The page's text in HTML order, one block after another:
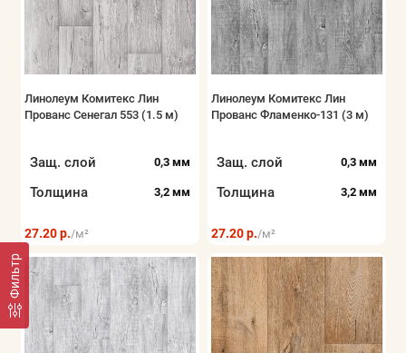
Фильтр
Линолеум Комитекс Лин
Прованс Сенегал 553 (1.5 м)
Защ. слой 0,3 мм
Толщина 3,2 мм
27.20 р./м²
Линолеум Комитекс Лин
Прованс Фламенко-131 (3 м)
Защ. слой 0,3 мм
Толщина 3,2 мм
27.20 р./м²